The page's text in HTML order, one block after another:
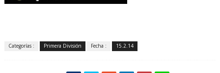
Categorías : Primera División Fecha : 15.2.14